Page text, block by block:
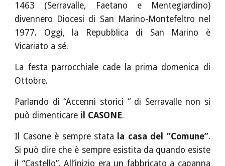
1463 (Serravalle, Faetano e Mentegiardino)
divennero Diocesi di San Marino-Montefeltro nel
1977. Oggi, la Repubblica di San Marino è
Vicariato a sé.
La festa parrocchiale cade la prima domenica di
Ottobre.
Parlando di “Accenni storici “ di Serravalle non si
può dimenticare il CASONE.
Il Casone è sempre stata la casa del “Comune”.
Si può dire che è sempre esistita da quando esiste
il “Castello”. All’inizio era un fabbricato a capanna